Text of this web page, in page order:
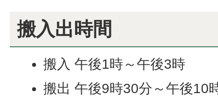
搬入出時間
搬入 午後1時～午後3時
搬出 午後9時30分～午後10